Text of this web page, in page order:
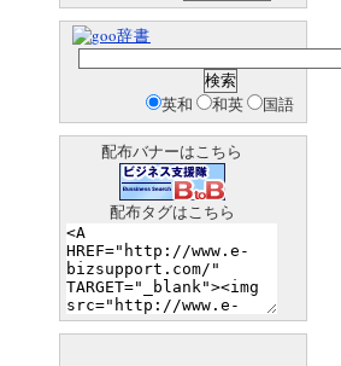
辞書
英和 和英 国語
配布バナーはこちら
配布タグはこちら